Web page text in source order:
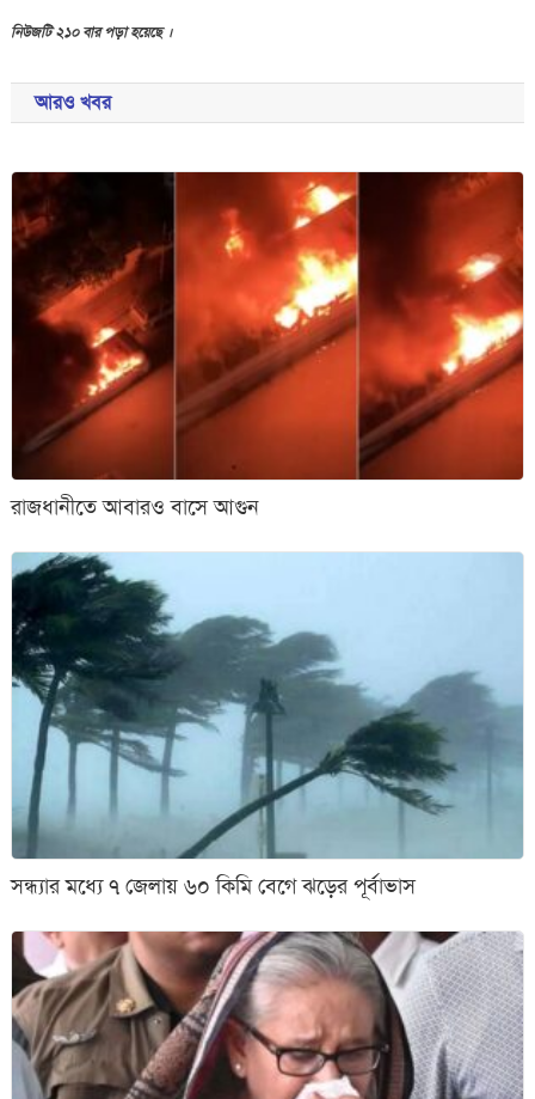
নিউজটি ২১০ বার পড়া হয়েছে ।
আরও খবর
রাজধানীতে আবারও বাসে আগুন
সন্ধ্যার মধ্যে ৭ জেলায় ৬০ কিমি বেগে ঝড়ের পূর্বাভাস